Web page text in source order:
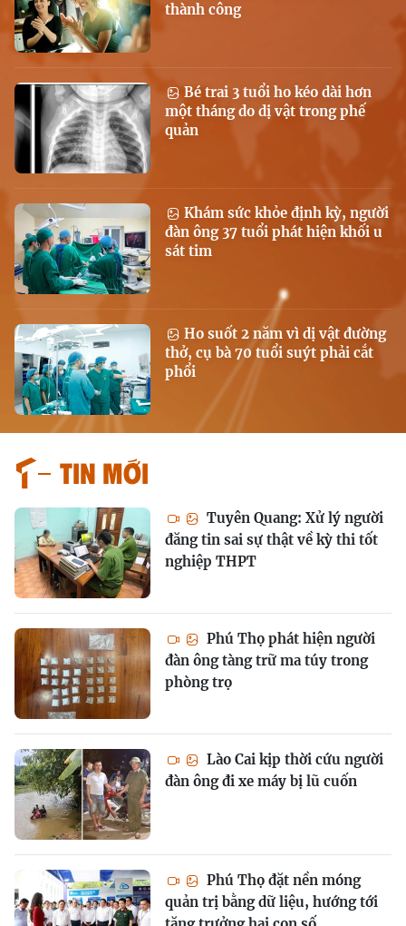
thành công
Bé trai 3 tuổi ho kéo dài hơn
một tháng do dị vật trong phế
quản
Khám sức khỏe định kỳ, người
đàn ông 37 tuổi phát hiện khối u
sát tim
Ho suốt 2 năm vì dị vật đường
thở, cụ bà 70 tuổi suýt phải cắt
phổi
Tin mới
Tuyên Quang: Xử lý người
đăng tin sai sự thật về kỳ thi tốt
nghiệp THPT
Phú Thọ phát hiện người
đàn ông tàng trữ ma túy trong
phòng trọ
Lào Cai kịp thời cứu người
đàn ông đi xe máy bị lũ cuốn
Phú Thọ đặt nền móng
quản trị bằng dữ liệu, hướng tới